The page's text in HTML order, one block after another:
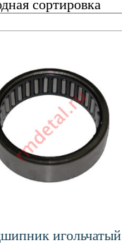
игольчатый
Подробнее